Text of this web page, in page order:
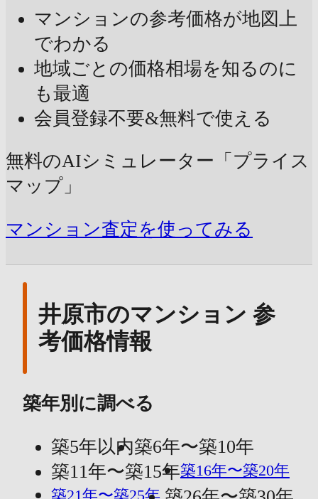
マンションの参考価格が地図上
でわかる
地域ごとの価格相場を知るのに
も最適
会員登録不要&無料で使える
無料のAIシミュレーター「プライス
マップ」
マンション査定を使ってみる
井原市のマンション 参
考価格情報
築年別に調べる
築5年以内築6年〜築10年
築11年〜築15年築16年〜築20年
築21年〜築25年